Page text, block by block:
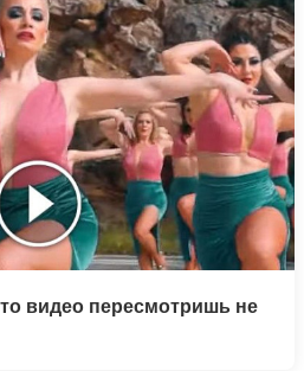
видео пересмотришь не